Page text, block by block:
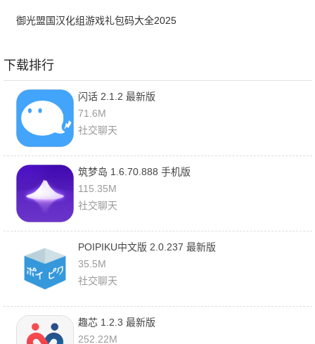
御光盟国汉化组游戏礼包码大全2025
下载排行
闪话 2.1.2 最新版
71.6M
社交聊天
筑梦岛 1.6.70.888 手机版
115.35M
社交聊天
POIPIKU中文版 2.0.237 最新版
35.5M
社交聊天
趣芯 1.2.3 最新版
252.22M